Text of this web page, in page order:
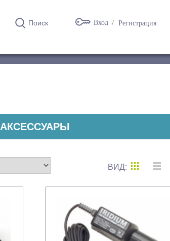
Поиск Вход Регистрация
АКСЕССУАРЫ
ВИД: